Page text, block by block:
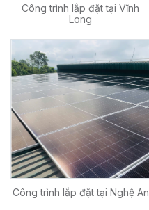
Công trình lắp đặt tại Vĩnh
Long
Công trình lắp đặt tại Nghệ An